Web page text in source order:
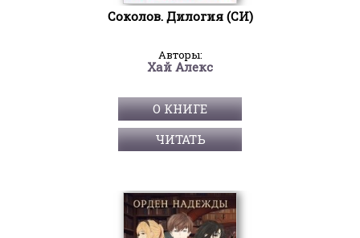
Соколов. Дилогия (СИ)
Авторы:
Хай Алекс
О КНИГЕ
ЧИТАТЬ